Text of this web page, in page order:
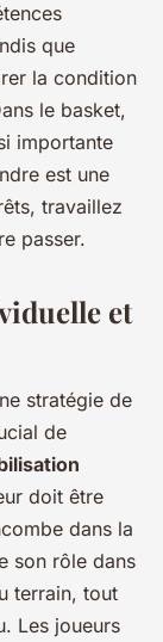
que
la condition
le basket,
importante
est une
travaillez
passer.
et
stratégie de
de
doit être
dans la
son rôle dans
terrain, tout
Les joueurs